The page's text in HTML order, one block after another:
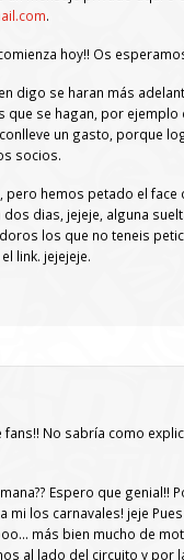
.
hoy!! Os
digo se haran más
se hagan, por ejemplo
un gasto, porque
socios.
pero hemos petado el face
dias, jejeje, alguna
los que no teneis
link. jejejeje.
No sabría como
Espero que genial!!
mi los carnavales! jeje
más bien mucho de
al lado del circuito y por